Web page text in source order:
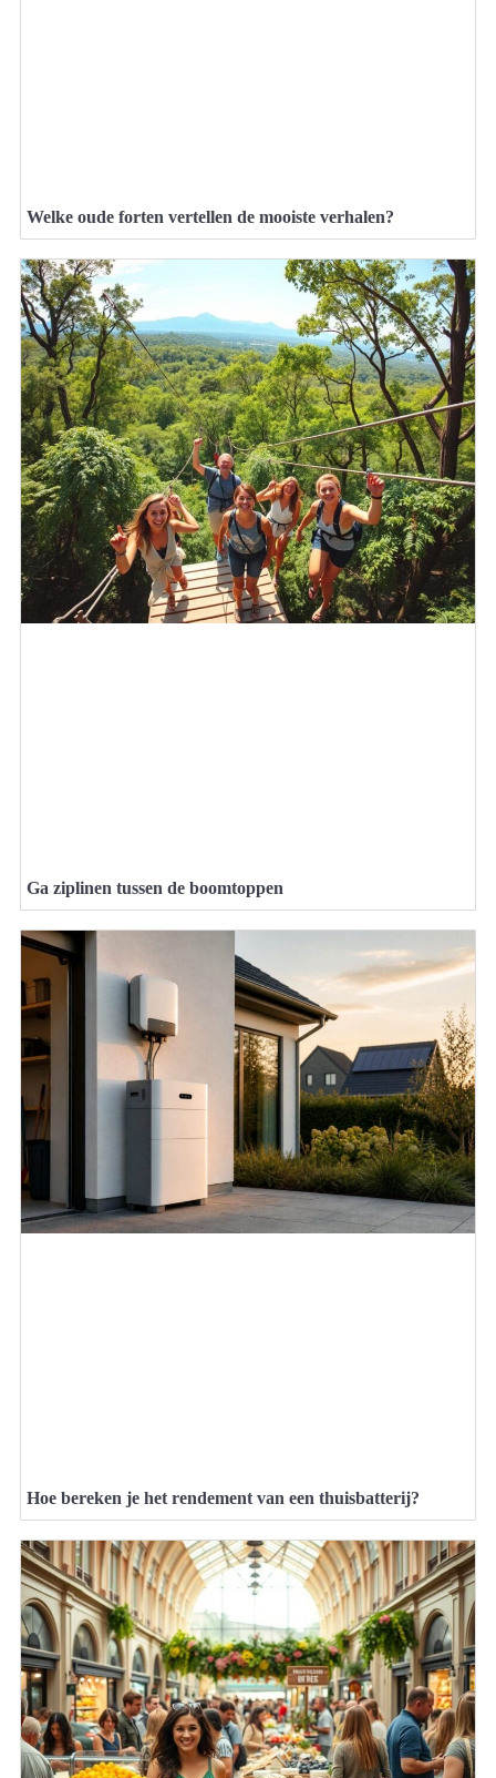
Welke oude forten vertellen de mooiste verhalen?
Ga ziplinen tussen de boomtoppen
Hoe bereken je het rendement van een thuisbatterij?